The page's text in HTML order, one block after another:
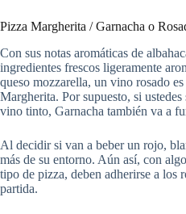
Pizza Margherita / Garnacha o
Con sus notas aromáticas de
ingredientes frescos ligeramente
queso mozzarella, un vino rosado
Margherita. Por supuesto, si
vino tinto, Garnacha también va a
Al decidir si van a beber un rojo,
más de su entorno. Aún así, con
tipo de pizza, deben adherirse a los
partida.